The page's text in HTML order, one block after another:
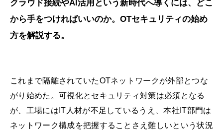
クラウド接続やAI活用という新時代へ導くには、どこ
から手をつければいいのか。OTセキュリティの始め
方を解説する。
これまで隔離されていたOTネットワークが外部とつな
がり始めた。可視化とセキュリティ対策は必須となる
が、工場にはIT人材が不足しているうえ、本社IT部門は
ネットワーク構成を把握することさえ難しいという状況